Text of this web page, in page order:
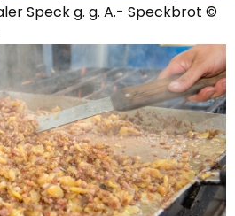
Speck g. g. A.- Speckbrot ©